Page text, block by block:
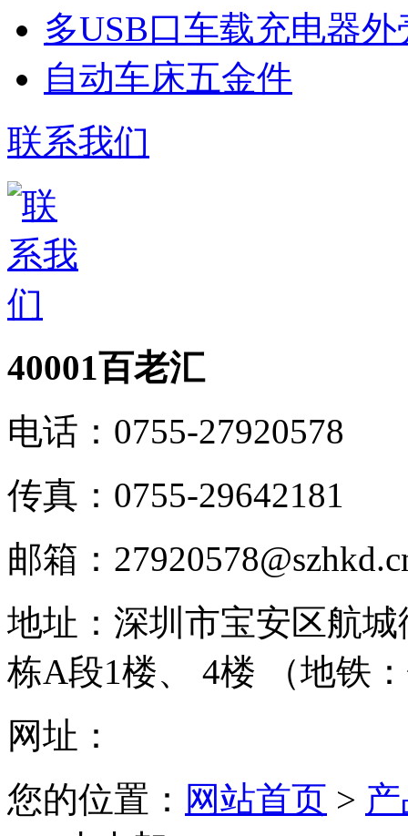
多USB口车载充电器外
自动车床五金件
联系我们
40001百老汇
电话： 0755-27920578
传真： 0755-29642181
邮箱：
地址： 深圳市宝安区航
栋A段1楼、 4楼 （地铁
网址：
您的位置： 网站首页 >